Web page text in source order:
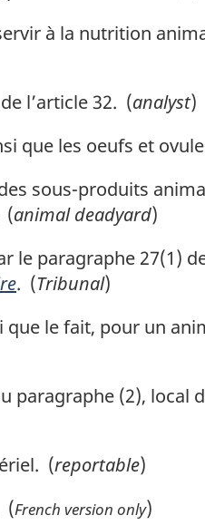
à la nutrition
l’article 32. (analyst)
que les oeufs et
sous-produits
(animal deadyard)
le paragraphe 27(1)
. (Tribunal)
le fait, pour un
(2), local
(reportable)
(French version only)